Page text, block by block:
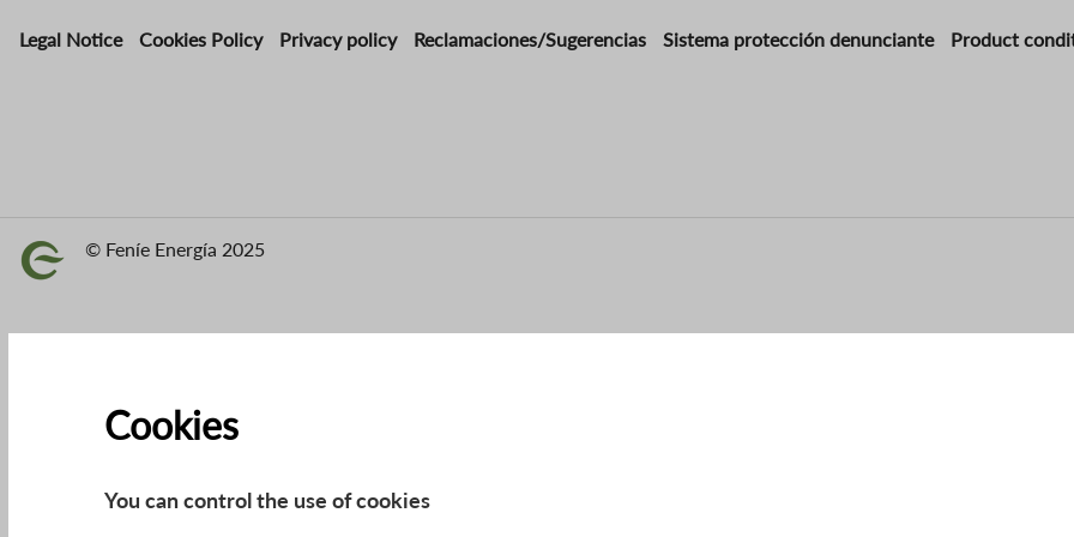
Legal Notice Cookies Policy Privacy policy Reclamaciones/Sugerencias Sistema protección denunciante Product
Image
© Feníe Energía 2025
Cookies
You can control the use of cookies